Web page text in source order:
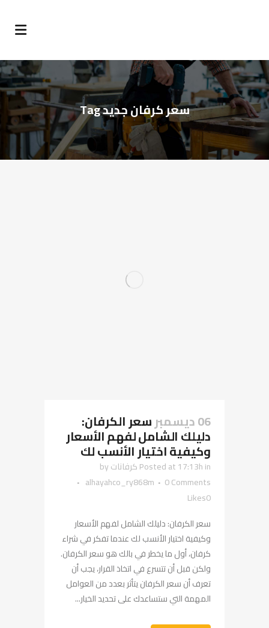
سعر كرفان جديد Tag
06 ديسمبر سعر الكرفان:
دليلك الشامل لفهم الأسعار
وكيفية اختيار الأنسب لك
Posted at 17:13hin كرفاناتby
alhayahco_ry868m
0 Comments
0
Likes
سعر الكرفان: دليلك الشامل لفهم الأسعار
وكيفية اختيار الأنسب لك عندما تفكر في شراء
كرفان، أول ما يخطر في بالك هو سعر الكرفان.
ولكن قبل أن تتسرع في اتخاذ القرار، يجب أن
تعرف أن سعر الكرفان يتأثر بعدد من العوامل
المهمة التي ستساعدك على تحديد الخيار...